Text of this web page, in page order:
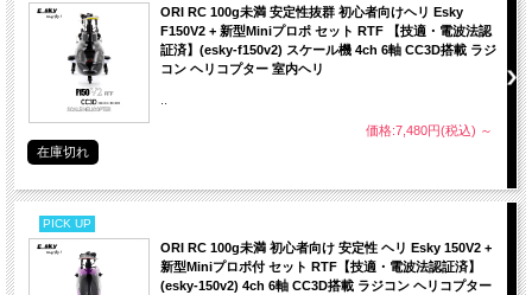
ORI RC 100g未満 安定性抜群 初心者向けヘリ Esky
F150V2 + 新型Miniプロポ セット RTF 【技適・電波法認
証済】(esky-f150v2) スケール機 4ch 6軸 CC3D搭載 ラジ
コン ヘリコプター 室内ヘリ
価格:7,480円(税込) ～
在庫切れ
PICK UP
ORI RC 100g未満 初心者向け 安定性 ヘリ Esky 150V2 +
新型Miniプロポ付 セット RTF【技適・電波法認証済】
(esky-150v2) 4ch 6軸 CC3D搭載 ラジコン ヘリコプター